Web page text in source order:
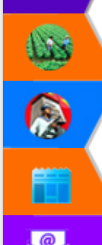
Thủ tướng Chính phủ
kiểm tra, chỉ đạo hoàn
án cao tốc và thăm
Đắk Lắk
Sôi nổi Hội đua ngựa
Thì Thùng mừng Xuân
Lãnh đạo tỉnh dâng
tại Đập Đồng Cam đầu
Ngành nông nghiệp
trưởng đạt 5,86% trong
UBND tỉnh Đắk Lắk triển
quốc phòng, quân sự
Đắk Lắk tập trung toàn
tồn tại IUU, sẵn sàng làm
Đoàn thanh tra EC